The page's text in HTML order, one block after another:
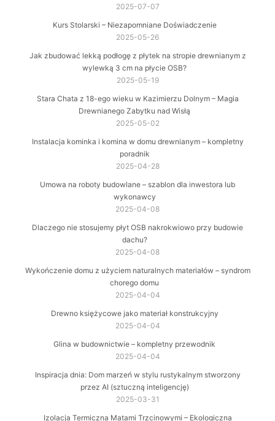
2025-07-07
Kurs Stolarski – Niezapomniane Doświadczenie
2025-05-26
Jak zbudować lekką podłogę z płytek na stropie drewnianym z
wylewką 3 cm na płycie OSB?
2025-05-19
Stara Chata z 18-ego wieku w Kazimierzu Dolnym – Magia
Drewnianego Zabytku nad Wisłą
2025-05-02
Instalacja kominka i komina w domu drewnianym – kompletny
poradnik
2025-04-28
Umowa na roboty budowlane – szablon dla inwestora lub
wykonawcy
2025-04-08
Dlaczego nie stosujemy płyt OSB nakrokwiowo przy budowie
dachu?
2025-04-08
Wykończenie domu z użyciem naturalnych materiałów – syndrom
chorego domu
2025-04-04
Drewno księżycowe jako materiał konstrukcyjny
2025-04-04
Glina w budownictwie – kompletny przewodnik
2025-04-04
Inspiracja dnia: Dom marzeń w stylu rustykalnym stworzony
przez AI (sztuczną inteligencję)
2025-03-31
Izolacja Termiczna Matami Trzcinowymi – Ekologiczna